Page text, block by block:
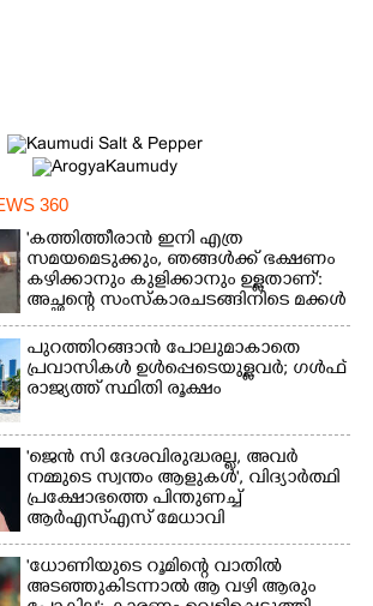
360
'കത്തിത്തീരാൻ ഇനി എത്ര
സമയമെടുക്കും, ഞങ്ങൾക്ക് ഭക്ഷണം
കഴിക്കാനും കുളിക്കാനും ഉള്ളതാണ്':
അച്ഛന്റെ സംസ്കാരചടങ്ങിനിടെ മക്കൾ
പുറത്തിറങ്ങാൻ പോലുമാകാതെ
പ്രവാസികൾ ഉൾപ്പെടെയുള്ളവർ; ഗൾഫ്
രാജ്യത്ത് സ്ഥിതി രൂക്ഷം
'ജെൻ സി ദേശവിരുദ്ധരല്ല, അവർ
നമ്മുടെ സ്വന്തം ആളുകൾ', വിദ്യാർത്ഥി
പ്രക്ഷോഭത്തെ പിന്തുണച്ച്
ആർഎസ്‌എസ് മേധാവി
'ധോണിയുടെ റൂമിന്റെ വാതിൽ
അടഞ്ഞുകിടന്നാൽ ആ വഴി ആരും